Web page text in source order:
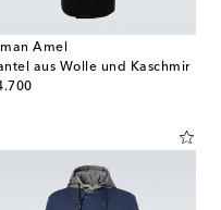
Amel
aus Wolle und Kaschmir
price